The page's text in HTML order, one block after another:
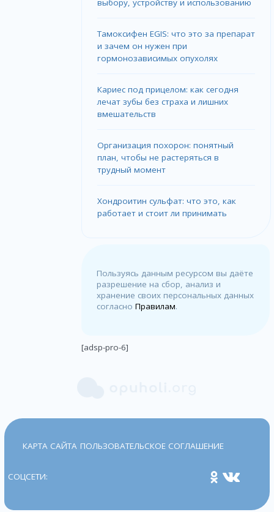
Тамоксифен EGIS: что это за препарат
и зачем он нужен при
гормонозависимых опухолях
Кариес под прицелом: как сегодня
лечат зубы без страха и лишних
вмешательств
Организация похорон: понятный
план, чтобы не растеряться в
трудный момент
Хондроитин сульфат: что это, как
работает и стоит ли принимать
Пользуясь данным ресурсом вы даёте
разрешение на сбор, анализ и
хранение своих персональных данных
согласноПравилам.
[adsp-pro-6]
КАРТА САЙТА ПОЛЬЗОВАТЕЛЬСКОЕ СОГЛАШЕНИЕ
СОЦСЕТИ: